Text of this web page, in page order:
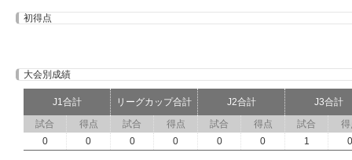
初得点
大会別成績
J1合計 リーグカップ合計 J2合計
J3合計
試合
得点 試合 得点 試合 得点 試合
得
0
0 0 0 0 0 1 0